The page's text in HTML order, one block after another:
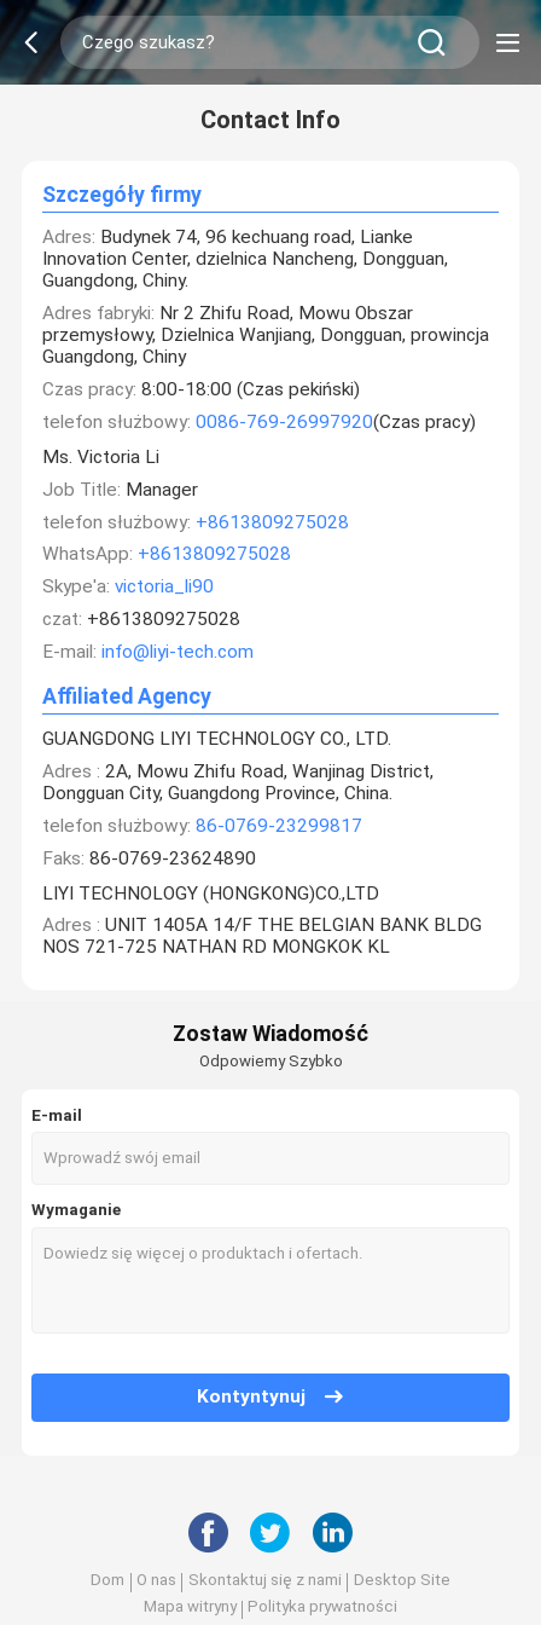
Contact Info
Szczegóły firmy
Adres: Budynek 74, 96 kechuang road, Lianke
Innovation Center, dzielnica Nancheng, Dongguan,
Guangdong, Chiny.
Adres fabryki: Nr 2 Zhifu Road, Mowu Obszar
przemysłowy, Dzielnica Wanjiang, Dongguan, prowincja
Guangdong, Chiny
Czas pracy: 8:00-18:00 (Czas pekiński)
telefon służbowy: 0086-769-26997920(Czas pracy)
Ms. Victoria Li
Job Title: Manager
telefon służbowy: +8613809275028
WhatsApp: +8613809275028
Skype'a: victoria_li90
czat: +8613809275028
E-mail: info@liyi-tech.com
Affiliated Agency
GUANGDONG LIYI TECHNOLOGY CO., LTD.
Adres : 2A, Mowu Zhifu Road, Wanjinag District,
Dongguan City, Guangdong Province, China.
telefon służbowy: 86-0769-23299817
Faks: 86-0769-23624890
LIYI TECHNOLOGY (HONGKONG)CO.,LTD
Adres : UNIT 1405A 14/F THE BELGIAN BANK BLDG
NOS 721-725 NATHAN RD MONGKOK KL
Zostaw Wiadomość
Odpowiemy Szybko
E-mail
Wymaganie
Kontyntynuj
Dom O nas Skontaktuj się z nami
Desktop Site
Mapa witryny
Polityka prywatności